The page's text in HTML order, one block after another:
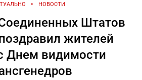
НОВОСТИ
Штатов
жителей
Днем видимости